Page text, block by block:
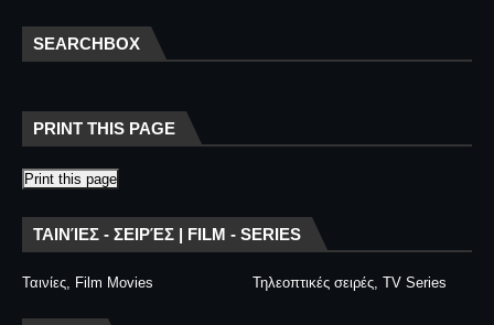
SEARCHBOX
PRINT THIS PAGE
Print this page
ΤΑΙΝΊΕΣ - ΣΕΙΡΈΣ | FILM - SERIES
Ταινίες, Film Movies Τηλεοπτικές σειρές, TV Series